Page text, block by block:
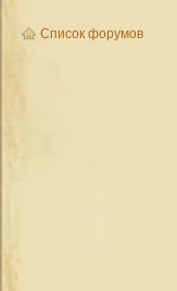
Список форумов